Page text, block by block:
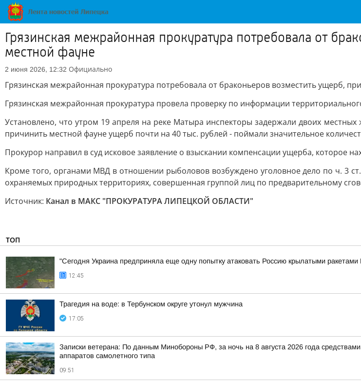
Грязинская межрайонная прокуратура потребовала от
местной фауне
2 июня 2026, 12:32 Официально
Грязинская межрайонная прокуратура потребовала от браконьеров возместить ущерб,
Грязинская межрайонная прокуратура провела проверку по информации
Установлено, что утром 19 апреля на реке Матыра инспекторы задержали двоих
причинить местной фауне ущерб почти на 40 тыс. рублей - поймали значительное
Прокурор направил в суд исковое заявление о взыскании компенсации ущерба, которое
Кроме того, органами МВД в отношении рыболовов возбуждено уголовное дело по ч. 3
охраняемых природных территориях, совершенная группой лиц по предварительному
Источник: Канал в МАКС "ПРОКУРАТУРА ЛИПЕЦКОЙ ОБЛАСТИ"
ТОП
"Сегодня Украина предприняла еще одну попытку атаковать Россию крылатыми
12:45
Трагедия на воде: в Тербунском округе утонул мужчина
17:05
Записки ветерана: По данным Минобороны РФ, за ночь на 8 августа 2026 года
аппаратов самолетного типа
09:51